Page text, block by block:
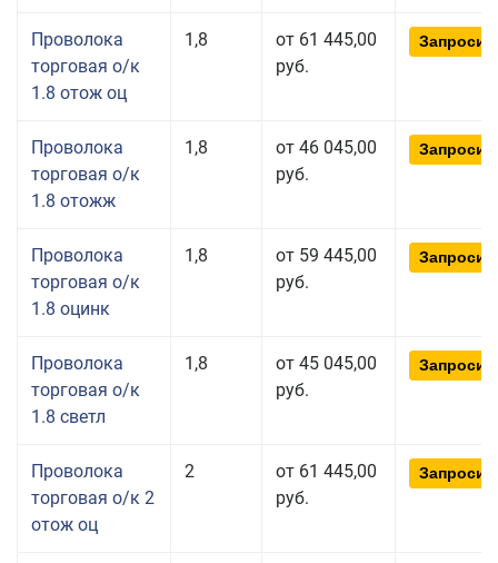
Проволока
торговая о/к
1.8 отож оц
1,8
от 61 445,00
руб.
Проволока
торговая о/к
1.8 отожж
1,8
от 46 045,00
руб.
Проволока
торговая о/к
1.8 оцинк
1,8
от 59 445,00
руб.
Проволока
торговая о/к
1.8 светл
1,8
от 45 045,00
руб.
Проволока
торговая о/к 2
отож оц
2
от 61 445,00
руб.